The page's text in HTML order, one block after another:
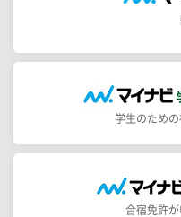
学生のため
合宿免許